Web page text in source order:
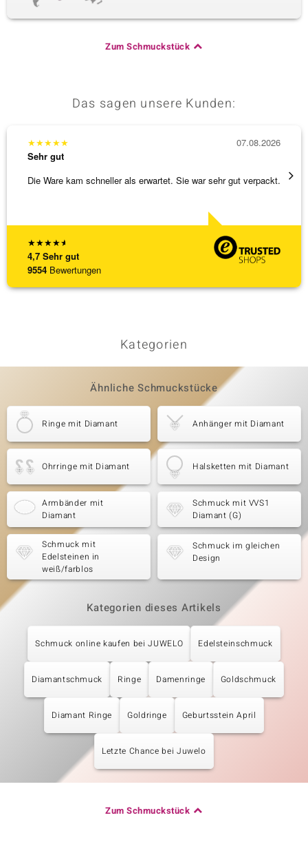
Zum Schmuckstück
Das sagen unsere Kunden:
★★★★★
4,7 Sehr gut
9554 Bewertungen
★★★★★
Sehr gut
Die Ware kam schneller als erwartet. Sie war sehr gut verpackt.
07.08.2026
Eine
Kategorien
Ähnliche Schmuckstücke
Ringe mit Diamant Anhänger mit Diamant
Ohrringe mit Diamant Halsketten mit Diamant
Armbänder mit
Diamant
Schmuck mit VVS1
Diamant (G)
Schmuck mit
Edelsteinen in
weiß/farblos
Schmuck im gleichen
Design
Kategorien dieses Artikels
Schmuck online kaufen bei JUWELO Edelsteinschmuck
Diamantschmuck Ringe Damenringe Goldschmuck
Diamant Ringe Goldringe Geburtsstein April
Letzte Chance bei Juwelo
Zum Schmuckstück